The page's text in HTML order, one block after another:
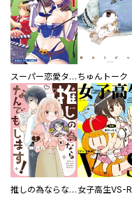
／ももち麗子 ／日向なつお ／みつこ ／もり可南子 ／河合みき ／ばったん ／吉川トリコ ／須野ゆき子 ／五鹿マルメ ／みちのくアタミ ／高瀬隼子 ／鈴木由美子 ／渡辺ペコ ／ＮＴＶ・Ｊ Ｓｔｏｒｍ ／ウラ ／吉川トリコ ／末次由紀 ／はるこ ／ナガノ ／一穂ミチ ／ｙｍｚ ／浜谷みお ／椎名茉莉花 ／ペップル ／佐野倫子 ／山本理沙 ／田中相 ／こだち ／空神セイ ／中野まや花 ／おかざき真里 ／柘植文 ／三月薫 ／藤沢もやし ／隈屑。 ／池井戸潤 ／六多いくみ ／鍬形ゆり ／小原愼司 ／上田倫子 ／ＴＯＮＯ
スーパー恋愛タイム！～現場でドＳな彼女は自宅でデレる～ ちゅんトーク
推しの為ならなんでもします！ 女子高生VS-R